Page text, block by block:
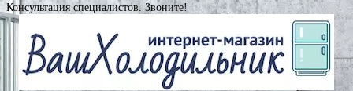
Консультация специалистов. Звоните!